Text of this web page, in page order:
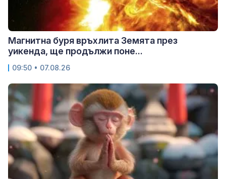
Магнитна буря връхлита Земята през
уикенда, ще продължи поне...
09:50 • 07.08.26